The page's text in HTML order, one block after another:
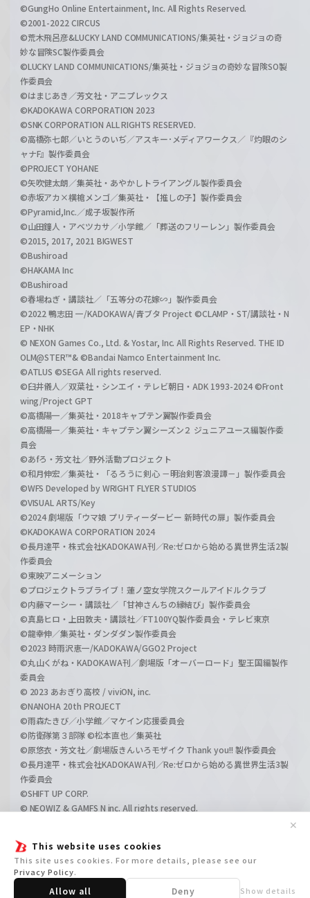
This website uses cookies
This site uses cookies. For more details, please see our
Privacy Policy.
Allow all Deny Show details
✕
©GungHo Online Entertainment, Inc. All Rights Reserved.
©2001-2022 CIRCUS
©荒木飛呂彦&LUCKY LAND COMMUNICATIONS/集英社・ジョジョの奇
妙な冒険SC製作委員会
©LUCKY LAND COMMUNICATIONS/集英社・ジョジョの奇妙な冒険SO製
作委員会
©はまじあき／芳文社・アニプレックス
©KADOKAWA CORPORATION 2023
©SNK CORPORATION ALL RIGHTS RESERVED.
©高橋弥七郎／いとうのいぢ／アスキー･メディアワークス／『灼眼のシ
ャナF』製作委員会
©PROJECT YOHANE
©矢吹健太朗／集英社・あやかしトライアングル製作委員会
©赤坂アカ×横槍メンゴ／集英社・【推しの子】製作委員会
©Pyramid,Inc.／成子坂製作所
©山田鐘人・アベツカサ／小学館／「葬送のフリーレン」製作委員会
©2015, 2017, 2021 BIGWEST
©Bushiroad
©HAKAMA Inc
©Bushiroad
©春場ねぎ・講談社／「五等分の花嫁∽」製作委員会
©2022 鴨志田 一/KADOKAWA/青ブタ Project ©CLAMP・ST/講談社・N
EP・NHK
© NEXON Games Co., Ltd. & Yostar, Inc. All Rights Reserved. THE ID
OLM@STER™& ©Bandai Namco Entertainment Inc.
©ATLUS ©SEGA All rights reserved.
©臼井儀人／双葉社・シンエイ・テレビ朝日・ADK 1993-2024 ©Front
wing/Project GPT
©高橋陽一／集英社・2018キャプテン翼製作委員会
©高橋陽一／集英社・キャプテン翼シーズン２ ジュニアユース編製作委
員会
©あfろ・芳文社／野外活動プロジェクト
©和月伸宏／集英社・「るろうに剣心 －明治剣客浪漫譚－」製作委員会
©WFS Developed by WRIGHT FLYER STUDIOS
©VISUAL ARTS/Key
©2024 劇場版「ウマ娘 プリティーダービー 新時代の扉」製作委員会
©KADOKAWA CORPORATION 2024
©長月達平・株式会社KADOKAWA刊／Re:ゼロから始める異世界生活2製
作委員会
©東映アニメーション
©プロジェクトラブライブ！蓮ノ空女学院スクールアイドルクラブ
©内藤マーシー・講談社／「甘神さんちの縁結び」製作委員会
©真島ヒロ・上田敦夫・講談社／FT100YQ製作委員会・テレビ東京
©龍幸伸／集英社・ダンダダン製作委員会
©2023 時雨沢恵一/KADOKAWA/GGO2 Project
©丸山くがね・KADOKAWA刊／劇場版「オーバーロード」聖王国編製作
委員会
© 2023 あおぎり高校 / viviON, inc.
©NANOHA 20th PROJECT
©雨森たきび／小学館／マケイン応援委員会
©防衛隊第３部隊 ©松本直也／集英社
©原悠衣・芳文社／劇場版きんいろモザイク Thank you!! 製作委員会
©長月達平・株式会社KADOKAWA刊／Re:ゼロから始める異世界生活3製
作委員会
©SHIFT UP CORP.
© NEOWIZ & GAMFS N inc. All rights reserved.
©GIRLS und PANZER Film Projekt
©GIRLS und PANZER Finale Projekt